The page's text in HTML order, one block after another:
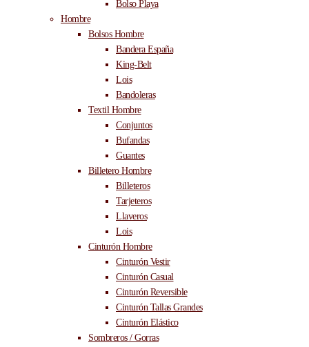
Bolso Playa
Hombre
Bolsos Hombre
Bandera España
King-Belt
Lois
Bandoleras
Textil Hombre
Conjuntos
Bufandas
Guantes
Billetero Hombre
Billeteros
Tarjeteros
Llaveros
Lois
Cinturón Hombre
Cinturón Vestir
Cinturón Casual
Cinturón Reversible
Cinturón Tallas Grandes
Cinturón Elástico
Sombreros / Gorras